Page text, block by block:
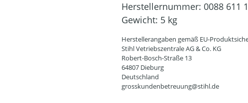
Herstellernummer: 0088 611
Gewicht: 5 kg
Herstellerangaben gemäß EU-
Stihl Vetriebszentrale AG & Co. KG
Robert-Bosch-Straße 13
64807 Dieburg
Deutschland
grosskundenbetreuung@stihl.de